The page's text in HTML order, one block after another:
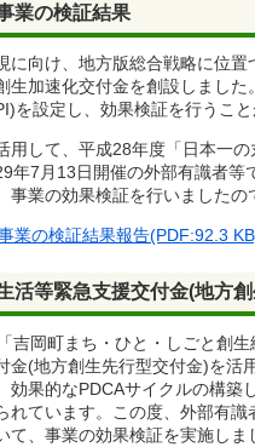
業の検証結果
に向け、地方版総合戦略に位
生加速化交付金を創設しまし
を設定し、効果検証を行うこと
用して、平成28年度「日本一
年7月13日開催の外部有識者
事業の効果検証を行いましたの
業の検証結果報告(PDF:92.3
活等緊急支援交付金(地方
吉岡町まち・ひと・しごと創
金(地方創生先行型交付金)を活
効果的なPDCAサイクルの構
れています。この度、外部有
て、事業の効果検証を実施しま